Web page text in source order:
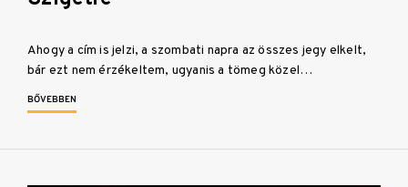
Ahogy a cím is jelzi, a szombati napra az összes jegy elkelt,
bár ezt nem érzékeltem, ugyanis a tömeg közel…
BŐVEBBEN